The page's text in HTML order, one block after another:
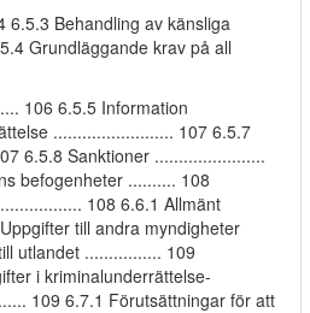
6.5.3 Behandling av känsliga
Grundläggande krav på all
106 6.5.5 Information
......................... 107 6.5.7
6.5.8 Sanktioner .......................
befogenheter .......... 108
108 6.6.1 Allmänt
till andra myndigheter
utlandet ................ 109
i kriminalunderrättelse-
109 6.7.1 Förutsättningar för att